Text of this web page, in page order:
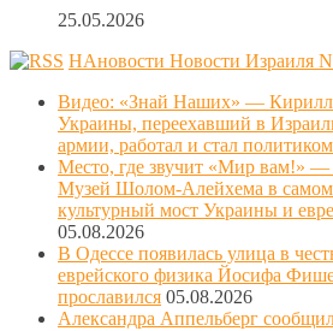
25.05.2026
НАновости Новости Израиля
Видео: «Знай Наших» —
Украины, переехавший в
армии, работал и стал политиком
Место, где звучит «Мир вам!» —
Музей Шолом-Алейхема в самом
культурный мост Украины и
05.08.2026
В Одессе появилась улица в
еврейского физика Йосифа
прославился 05.08.2026
Александра Аппельберг